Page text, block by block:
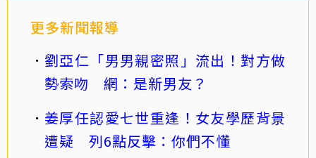
更多新聞報導
劉亞仁「男男親密照」流出！對方做
勢索吻 網：是新男友？
姜厚任認愛七世重逢！女友學歷背景
遭疑 列6點反擊：你們不懂